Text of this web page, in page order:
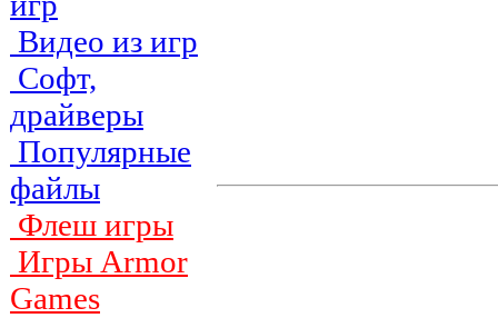
Видео из игр
Софт,
драйверы
Популярные
файлы
Флеш игры
Игры Armor
Games